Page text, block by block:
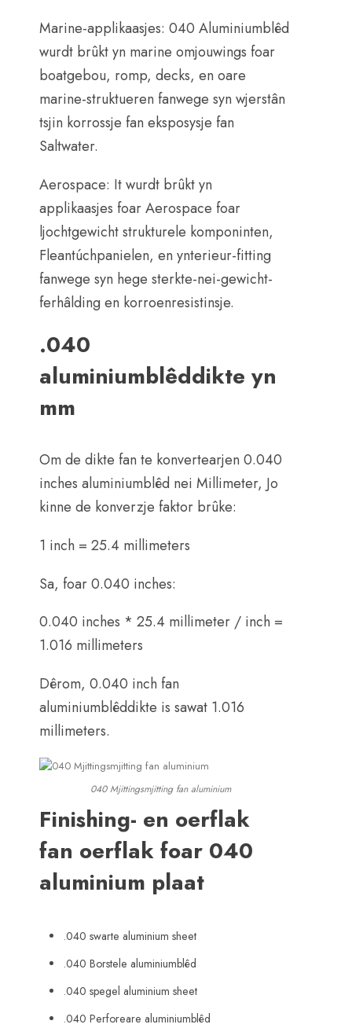
Marine-applikaasjes: 040 Aluminiumblêd
wurdt brûkt yn marine omjouwings foar
boatgebou, romp, decks, en oare
marine-struktueren fanwege syn wjerstân
tsjin korrossje fan eksposysje fan
Saltwater.
Aerospace: It wurdt brûkt yn
applikaasjes foar Aerospace foar
ljochtgewicht strukturele komponinten,
Fleantúchpanielen, en ynterieur-fitting
fanwege syn hege sterkte-nei-gewicht-
ferhâlding en korroenresistinsje.
.040
aluminiumblêddikte yn
mm
Om de dikte fan te konvertearjen 0.040
inches aluminiumblêd nei Millimeter, Jo
kinne de konverzje faktor brûke:
1 inch = 25.4 millimeters
Sa, foar 0.040 inches:
0.040 inches * 25.4 millimeter / inch =
1.016 millimeters
Dêrom, 0.040 inch fan
aluminiumblêddikte is sawat 1.016
millimeters.
040 Mjittingsmjitting fan aluminium
Finishing- en oerflak
fan oerflak foar 040
aluminium plaat
.040 swarte aluminium sheet
.040 Borstele aluminiumblêd
.040 spegel aluminium sheet
.040 Perforeare aluminiumblêd